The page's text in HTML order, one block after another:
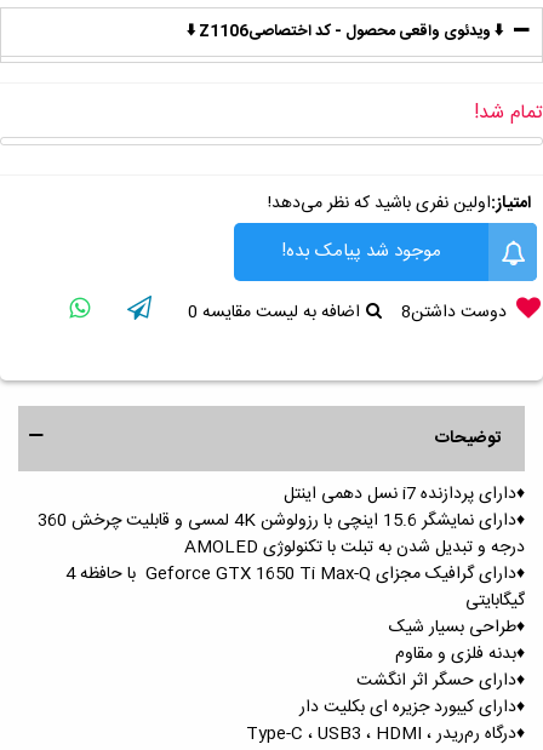
⬇️ ویدئوی واقعی محصول - کد اختصاصیZ1106 ⬇️
تمام شد!
امتیاز:اولین نفری باشید که نظر می‌دهد!
موجود شد پیامک بده!
دوست داشتن8 اضافه به لیست مقایسه 0
توضیحات
♦️دارای پردازنده i7 نسل دهمی اینتل
♦️دارای نمایشگر 15.6 اینچی با رزولوشن 4K لمسی و قابلیت چرخش 360
درجه و تبدیل شدن به تبلت با تکنولوژی AMOLED
♦️دارای گرافیک مجزای Geforce GTX 1650 Ti Max-Q با حافظه 4
گیگابایتی
♦️طراحی بسیار شیک
♦️بدنه فلزی و مقاوم
♦️دارای حسگر اثر انگشت
♦️دارای کیبورد جزیره ای بکلیت دار
♦️درگاه رم‌ریدر ، Type-C ، USB3 ، HDMI